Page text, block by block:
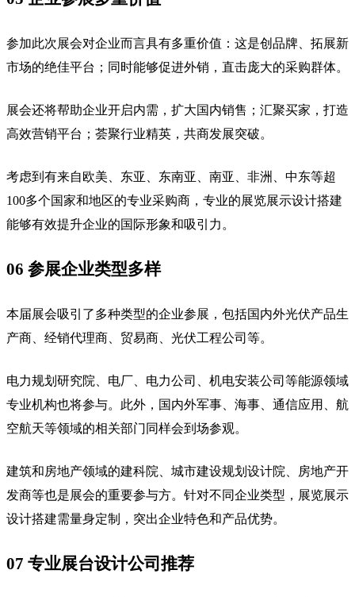
参加此次展会对企业而言具有多重价值：这是创品牌、拓展新
市场的绝佳平台；同时能够促进外销，直击庞大的采购群体。
展会还将帮助企业开启内需，扩大国内销售；汇聚买家，打造
高效营销平台；荟聚行业精英，共商发展突破。
考虑到有来自欧美、东亚、东南亚、南亚、非洲、中东等超
100多个国家和地区的专业采购商，专业的展览展示设计搭建
能够有效提升企业的国际形象和吸引力。
06 参展企业类型多样
本届展会吸引了多种类型的企业参展，包括国内外光伏产品生
产商、经销代理商、贸易商、光伏工程公司等。
电力规划研究院、电厂、电力公司、机电安装公司等能源领域
专业机构也将参与。此外，国内外军事、海事、通信应用、航
空航天等领域的相关部门同样会到场参观。
建筑和房地产领域的建科院、城市建设规划设计院、房地产开
发商等也是展会的重要参与方。针对不同企业类型，展览展示
设计搭建需量身定制，突出企业特色和产品优势。
07 专业展台设计公司推荐